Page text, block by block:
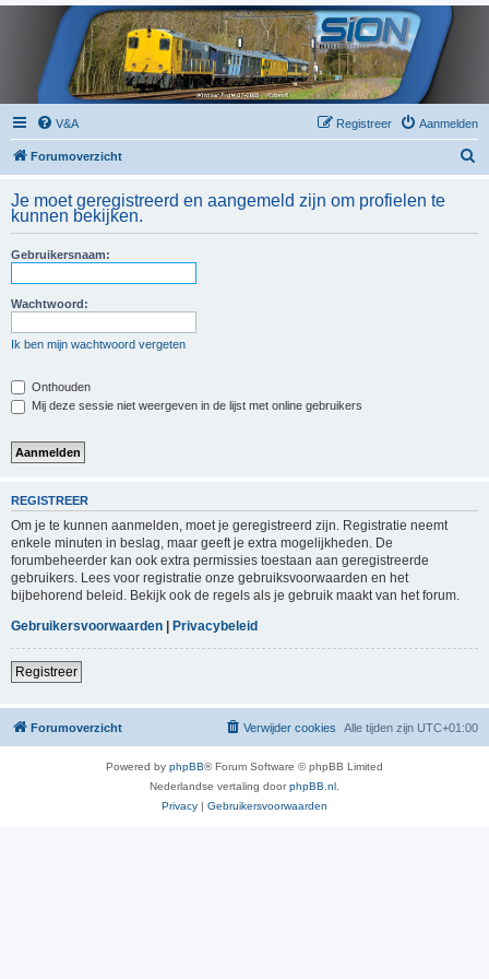
V&A Aanmelden
Registreer
Forumoverzicht
k
Je moet geregistreerd en aangemeld zijn om profielen te
kunnen bekijken.
Gebruikersnaam:
Wachtwoord:
Ik ben mijn wachtwoord vergeten
Onthouden
Mij deze sessie niet weergeven in de lijst met online gebruikers
REGISTREER
Om je te kunnen aanmelden, moet je geregistreerd zijn. Registratie neemt
enkele minuten in beslag, maar geeft je extra mogelijkheden. De
forumbeheerder kan ook extra permissies toestaan aan geregistreerde
gebruikers. Lees voor registratie onze gebruiksvoorwaarden en het
bijbehorend beleid. Bekijk ook de regels als je gebruik maakt van het forum.
Gebruikersvoorwaarden
Privacybeleid
Registreer
Forumoverzicht Alle tijden zijn UTC+01:00
Verwijder cookies
Powered by phpBB® Forum Software © phpBB Limited
Nederlandse vertaling doorphpBB.nl.
Privacy | Gebruikersvoorwaarden